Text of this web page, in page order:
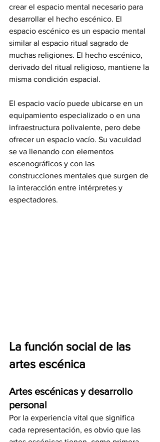
crear el espacio mental necesario para
desarrollar el hecho escénico. El
espacio escénico es un espacio mental
similar al espacio ritual sagrado de
muchas religiones. El hecho escénico,
derivado del ritual religioso, mantiene la
misma condición espacial.
El espacio vacío puede ubicarse en un
equipamiento especializado o en una
infraestructura polivalente, pero debe
ofrecer un espacio vacío. Su vacuidad
se va llenando con elementos
escenográficos y con las
construcciones mentales que surgen de
la interacción entre intérpretes y
espectadores.
La función social de las
artes escénica
Artes escénicas y desarrollo
personal
Por la experiencia vital que significa
cada representación, es obvio que las